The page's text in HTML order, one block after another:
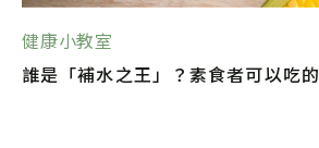
健康小教室
誰是「補水之王」？素食者可以吃